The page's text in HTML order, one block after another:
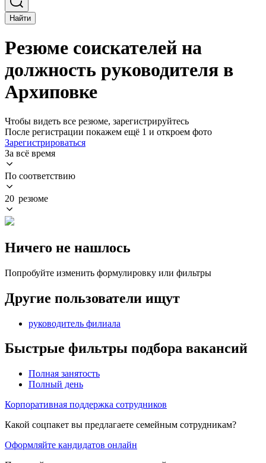
Найти
Резюме соискателей на
должность руководителя в
Архиповке
Чтобы видеть все резюме, зарегистрируйтесь
После регистрации покажем ещё 1 и откроем фото
Зарегистрироваться
За всё время
По соответствию
20 резюме
Ничего не нашлось
Попробуйте изменить формулировку или фильтры
Другие пользователи ищут
руководитель филиала
Быстрые фильтры подбора вакансий
Полная занятость
Полный день
Корпоративная поддержка сотрудников
Какой соцпакет вы предлагаете семейным сотрудникам?
Оформляйте кандидатов онлайн